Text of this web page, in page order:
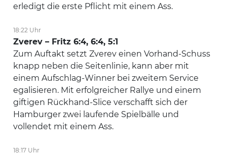
erledigt die erste Pflicht mit einem Ass.
18:22 Uhr
Zverev – Fritz 6:4, 6:4, 5:1
Zum Auftakt setzt Zverev einen Vorhand-Schuss
knapp neben die Seitenlinie, kann aber mit
einem Aufschlag-Winner bei zweitem Service
egalisieren. Mit erfolgreicher Rallye und einem
giftigen Rückhand-Slice verschafft sich der
Hamburger zwei laufende Spielbälle und
vollendet mit einem Ass.
18:17 Uhr